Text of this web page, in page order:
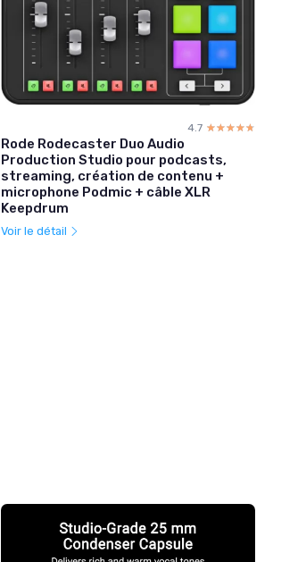
4.7 ☆☆☆☆☆
★★★★★
Rode Rodecaster Duo Audio
Production Studio pour podcasts,
streaming, création de contenu +
microphone Podmic + câble XLR
Keepdrum
Voir le détail